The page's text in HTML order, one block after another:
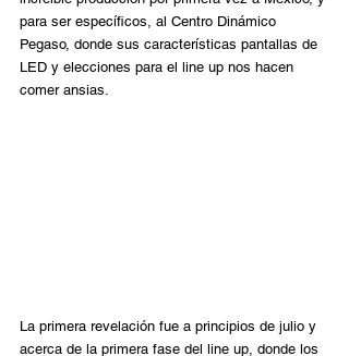
para ser específicos, al Centro Dinámico
Pegaso, donde sus características pantallas de
LED y elecciones para el line up nos hacen
comer ansias.
La primera revelación fue a principios de julio y
acerca de la primera fase del line up, donde los